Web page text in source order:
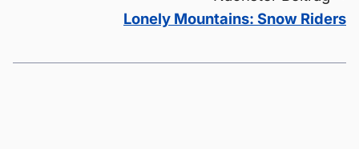
Lonely Mountains: Snow Riders